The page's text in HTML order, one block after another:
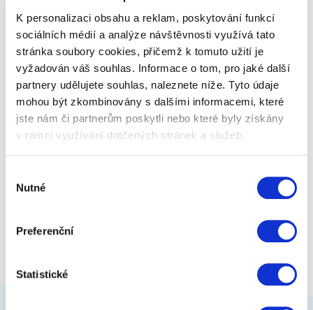
K personalizaci obsahu a reklam, poskytování funkcí
sociálních médií a analýze návštěvnosti využívá tato
stránka soubory cookies, přičemž k tomuto užití je
vyžadován váš souhlas. Informace o tom, pro jaké další
partnery udělujete souhlas, naleznete níže. Tyto údaje
mohou být zkombinovány s dalšími informacemi, které
jste nám či partnerům poskytli nebo které byly získány
v rámci využívání dotčených stránek a služeb.
souhlasu
Nutné
Preferenční
Statistické
449 Kč Zobrazit více